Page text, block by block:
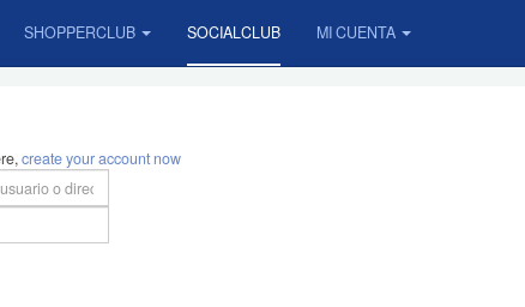
SHOPPERCLUB SOCIALCLUB MI CUENTA
create your account now